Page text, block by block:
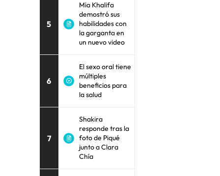
5
Mia Khalifa
demostró sus
habilidades con
la garganta en
un nuevo video
6
El sexo oral tiene
múltiples
beneficios para
la salud
7
Shakira
responde tras la
foto de Piqué
junto a Clara
Chía